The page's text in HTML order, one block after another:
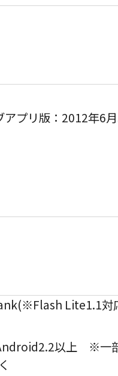
アプリ版：2012年6
Lite1.1対
以上 ※一